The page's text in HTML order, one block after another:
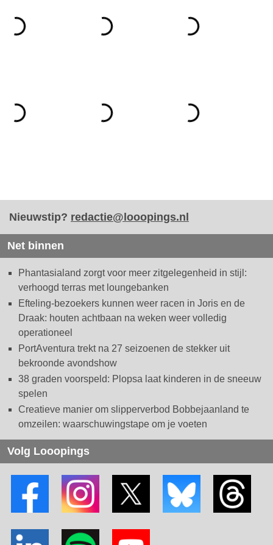
Nieuwstip? redactie@looopings.nl
Net binnen
Phantasialand zorgt voor meer zitgelegenheid in stijl:
verhoogd terras met loungebanken
Efteling-bezoekers kunnen weer racen in Joris en de
Draak: houten achtbaan na weken weer volledig
operationeel
PortAventura trekt na 27 seizoenen de stekker uit
bekroonde avondshow
38 graden voorspeld: Plopsa laat kinderen in de sneeuw
spelen
Creatieve manier om slipperverbod Bobbejaanland te
omzeilen: waarschuwingstape om je voeten
Volg Looopings